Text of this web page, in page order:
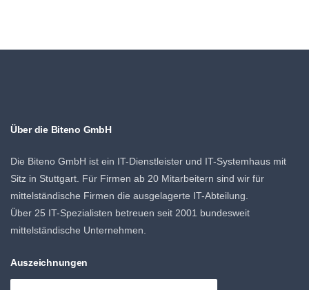
Über die Biteno GmbH
Die Biteno GmbH ist ein IT-Dienstleister und IT-Systemhaus mit
Sitz in Stuttgart. Für Firmen ab 20 Mitarbeitern sind wir für
mittelständische Firmen die ausgelagerte IT-Abteilung.
Über 25 IT-Spezialisten betreuen seit 2001 bundesweit
mittelständische Unternehmen.
Auszeichnungen